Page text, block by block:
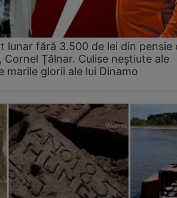
lunar fără 3.500 de lei din pensie
Cornel Țălnar. Culise neștiute ale
marile glorii ale lui Dinamo